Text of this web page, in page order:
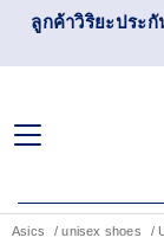
เข้าร่วม
Asics unisex shoes